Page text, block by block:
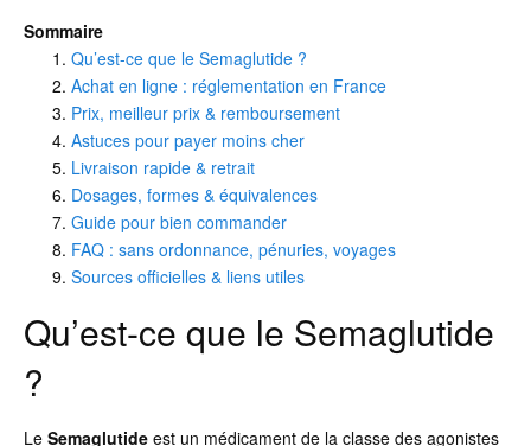
Sommaire
Qu’est-ce que le Semaglutide ?
Achat en ligne : réglementation en France
Prix, meilleur prix & remboursement
Astuces pour payer moins cher
Livraison rapide & retrait
Dosages, formes & équivalences
Guide pour bien commander
FAQ : sans ordonnance, pénuries, voyages
Sources officielles & liens utiles
Qu’est-ce que le Semaglutide
?
Le Semaglutide est un médicament de la classe des agonistes